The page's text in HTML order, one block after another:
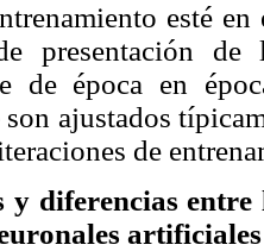
esté
presentación de
de época en
ajustados
de
y diferencias
artificiales